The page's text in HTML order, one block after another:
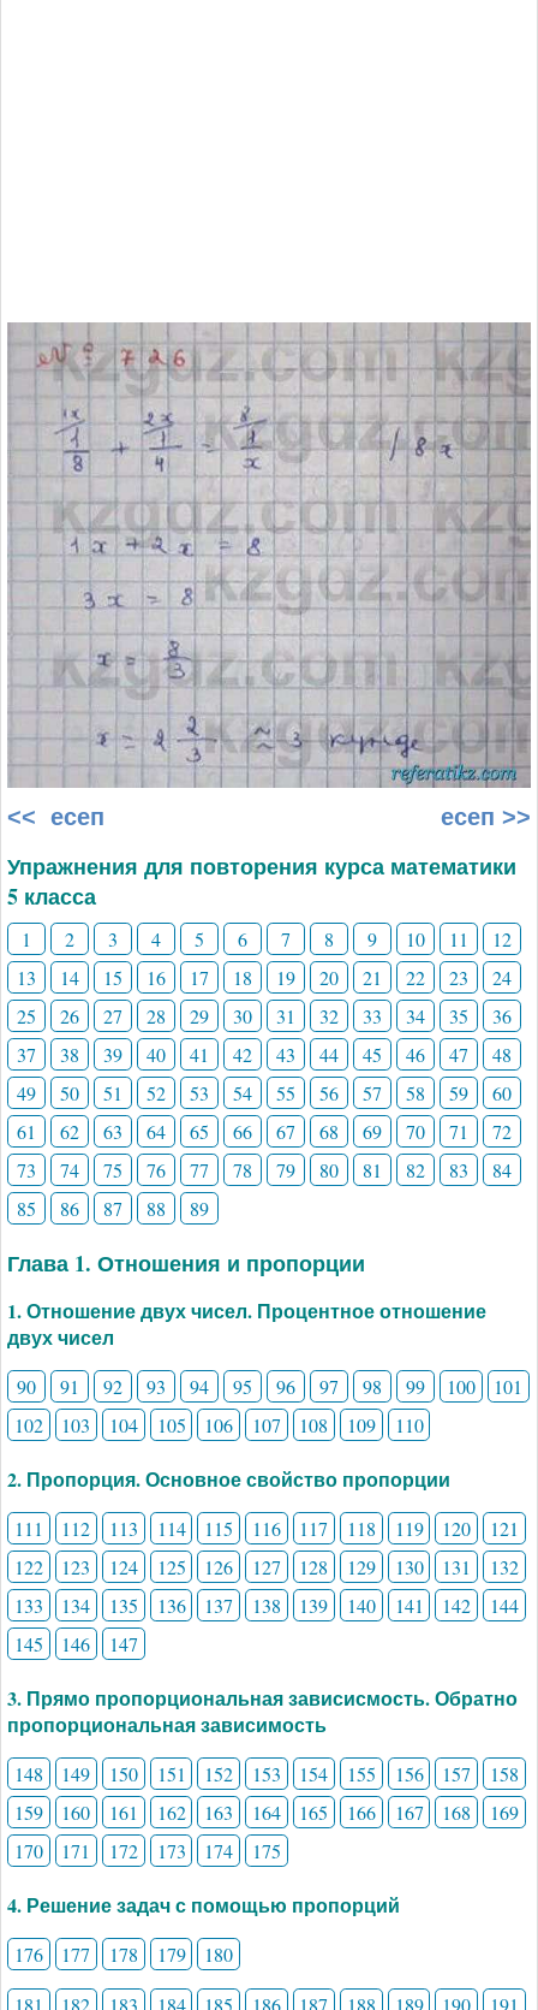
<< есеп есеп >>
Упражнения для повторения курса математики
5 класса
1 2 3 4 5 6 7 8 9 10 11
12
13
14 15 16 17 18 19 20 21 22 23
24
25
26 27 28 29 30 31 32 33 34 35
36
37
38 39 40 41 42 43 44 45 46 47
48
49
50 51 52 53 54 55 56 57 58 59
60
61
62 63 64 65 66 67 68 69 70 71
72
73
74 75 76 77 78 79 80 81 82 83
84
85
86 87 88 89
Глава 1. Отношения и пропорции
1. Отношение двух чисел. Процентное отношение
двух чисел
90 91 92 93 94 95 96 97 98 99 100
101
102
103 104 105 106 107 108 109 110
2. Пропорция. Основное свойство пропорции
111 112 113 114 115 116 117 118 119 120
121
122
123 124 125 126 127 128 129 130 131
132
133
134 135 136 137 138 139 140 141 142
144
145
146 147
3. Прямо пропорциональная зависисмость. Обратно
пропорциональная зависимость
148 149 150 151 152 153 154 155 156 157
158
159
160 161 162 163 164 165 166 167 168
169
170
171 172 173 174 175
4. Решение задач с помощью пропорций
176 177 178 179
180
181
182 183 184 185 186 187 188 189 190 191